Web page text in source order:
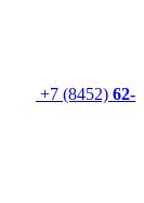
+7 (8452) 62-